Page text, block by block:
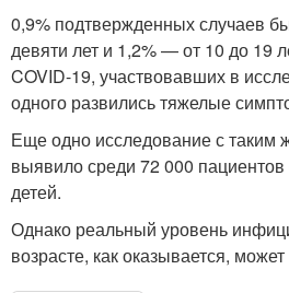
0,9% подтвержденных случаев
девяти лет и 1,2% — от 10 до 19
COVID-19, участвовавших в
одного развились тяжелые
Еще одно исследование с таким
выявило среди 72 000 пациентов
детей.
Однако реальный уровень
возрасте, как оказывается,